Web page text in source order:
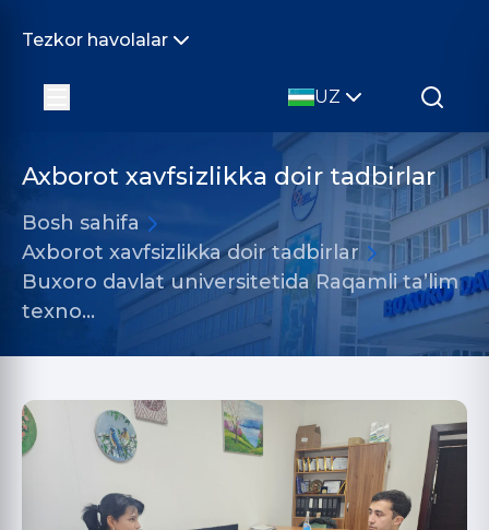
Tezkor havolalar
UZ
Axborot xavfsizlikka doir tadbirlar
Bosh sahifa
Axborot xavfsizlikka doir tadbirlar
Buxoro davlat universitetida Raqamli ta’lim
texno…